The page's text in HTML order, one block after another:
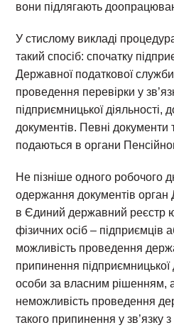
вони підлягають
У стислому викладі
такий спосіб: спочатку
Державної податкової
проведення перевірки у
підприємницької діяльності,
документів. Певні документи
подаються в органи
Не пізніше одного робочого
одержання документів
в Єдиний державний реєстр
фізичних осіб – підприємців
можливість проведення
припинення підприємницької
особи за власним рішенням,
неможливість проведення
такого припинення у